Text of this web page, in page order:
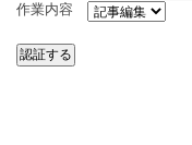
作業内容